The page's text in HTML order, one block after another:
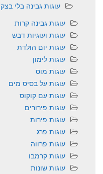
עוגות גבינה בלי בצק
עוגות גבינה קרות
עוגות ועוגיות דבש
עוגות יום הולדת
עוגות לימון
עוגות מוס
עוגות על בסיס מים
עוגות עם קוקוס
עוגות פירורים
עוגות פירות
עוגות פרג
עוגות פרווה
עוגות קרמבו
עוגות שונות